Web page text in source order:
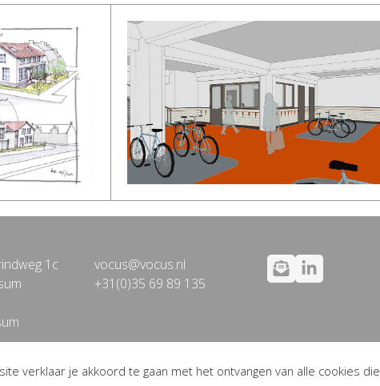
verklaar je akkoord te gaan met het ontvangen van alle cookies
1c
vocus@vocus.nl
+31(0)35 69 89 135